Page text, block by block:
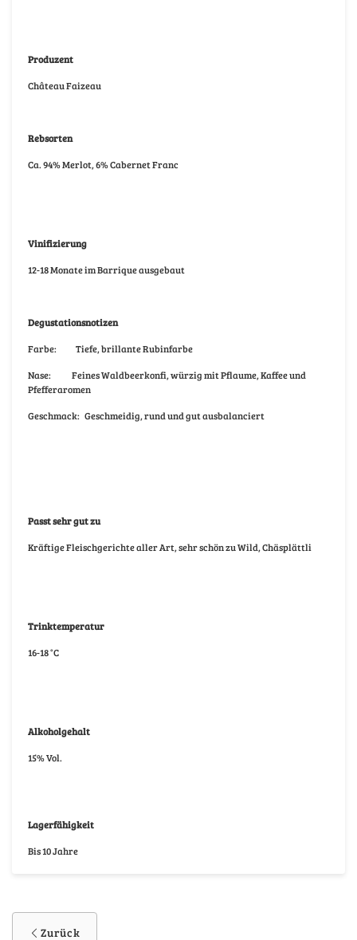
Produzent
Château Faizeau
Rebsorten
Ca. 94% Merlot, 6% Cabernet Franc
Vinifizierung
12-18 Monate im Barrique ausgebaut
Degustationsnotizen
Farbe: Tiefe, brillante Rubinfarbe
Nase: Feines Waldbeerkonfi, würzig mit Pflaume, Kaffee und
Pfefferaromen
Geschmack: Geschmeidig, rund und gut ausbalanciert
Passt sehr gut zu
Kräftige Fleischgerichte aller Art, sehr schön zu Wild, Chäsplättli
Trinktemperatur
16-18 °C
Alkoholgehalt
15% Vol.
Lagerfähigkeit
Bis 10 Jahre
Zurück